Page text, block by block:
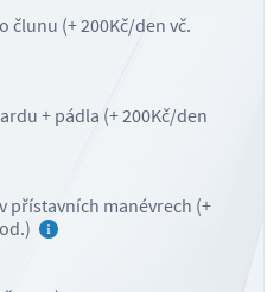
člunu (+ 200Kč/den vč.
+ pádla (+ 200Kč/den
přístavních manévrech (+